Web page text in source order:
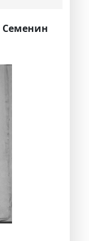
Семенин